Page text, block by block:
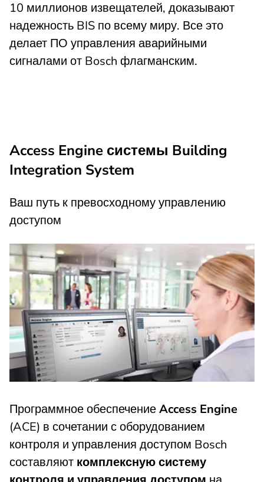
10 миллионов извещателей, доказывают
надежность BIS по всему миру. Все это
делает ПО управления аварийными
сигналами от Bosch флагманским.
Access Engine системы Building
Integration System
Ваш путь к превосходному управлению
доступом
Программное обеспечениеAccess Engine
(ACE) в сочетании с оборудованием
контроля и управления доступом Bosch
составляют комплексную систему